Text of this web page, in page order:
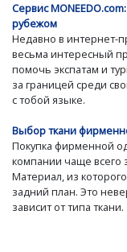
Сервис
рубежом
Недавно в интернет-
весьма интересный
помочь экспатам и
за границей среди
с тобой языке.
Выбор ткани
Покупка фирменной
компании чаще всего
Материал, из
задний план. Это
зависит от типа ткани.